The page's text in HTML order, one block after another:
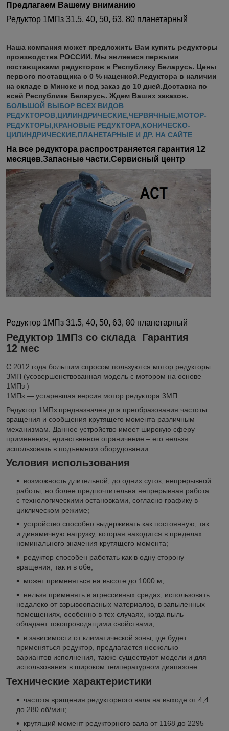
Предлагаем Вашему вниманию
Редуктор 1МПз 31.5, 40, 50, 63, 80 планетарный
Наша компания может предложить Вам купить редукторы
производства РОССИИ. Мы являемся первыми
поставщиками редукторов в Республику Беларусь. Цены
первого поставщика с 0 % наценкой.Редуктора в наличии
на складе в Минске и под заказ до 10 дней.Доставка по
всей Республике Беларусь. Ждем Ваших заказов.
БОЛЬШОЙ ВЫБОР ВСЕХ ВИДОВ
РЕДУКТОРОВ,ЦИЛИНДРИЧЕСКИЕ,ЧЕРВЯЧНЫЕ,МОТОР-
РЕДУКТОРЫ,КРАНОВЫЕ РЕДУКТОРА,КОНИЧЕСКО-
ЦИЛИНДРИЧЕСКИЕ,ПЛАНЕТАРНЫЕ И ДР. НА САЙТЕ
На все редуктора распространяется гарантия 12
месяцев.Запасные части.Сервисный центр
Редуктор 1МПз 31.5, 40, 50, 63, 80 планетарный
Редуктор 1МПз со склада Гарантия
12 мес
С 2012 года большим спросом пользуются мотор редукторы
ЗМП (усовершенствованная модель с мотором на основе
1МПз )
1МПз — устаревшая версия мотор редуктора 3МП
Редуктор 1МПз предназначен для преобразования частоты
вращения и сообщения крутящего момента различным
механизмам. Данное устройство имеет широкую сферу
применения, единственное ограничение – его нельзя
использовать в подъемном оборудовании.
Условия использования
возможность длительной, до одних суток, непрерывной
работы, но более предпочтительна непрерывная работа
с технологическими остановками, согласно графику в
циклическом режиме;
устройство способно выдерживать как постоянную, так
и динамичную нагрузку, которая находится в пределах
номинального значения крутящего момента;
редуктор способен работать как в одну сторону
вращения, так и в обе;
может применяться на высоте до 1000 м;
нельзя применять в агрессивных средах, использовать
недалеко от взрывоопасных материалов, в запыленных
помещениях, особенно в тех случаях, когда пыль
обладает токопроводящими свойствами;
в зависимости от климатической зоны, где будет
применяться редуктор, предлагается несколько
вариантов исполнения, также существуют модели и для
использования в широком температурном диапазоне.
Технические характеристики
частота вращения редукторного вала на выходе от 4,4
до 280 об/мин;
крутящий момент редукторного вала от 1168 до 2295